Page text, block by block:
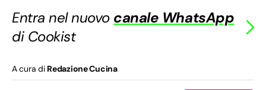
Entra nel nuovo canale WhatsApp
di Cookist
A cura di Redazione Cucina